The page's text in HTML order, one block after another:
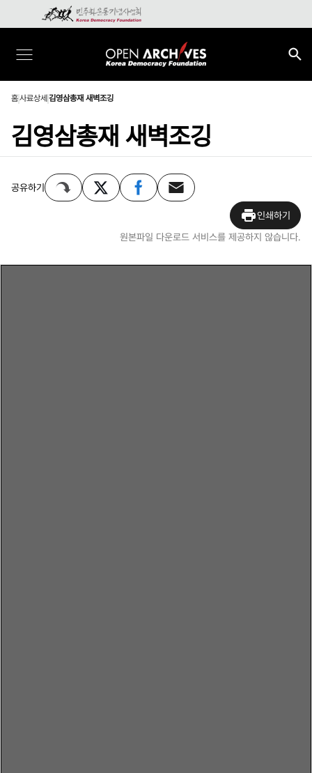
홈사료상세 김영삼총재 새벽조깅
김영삼총재 새벽조깅
공유하기
인쇄하기
원본파일 다운로드 서비스를 제공하지 않습니다.